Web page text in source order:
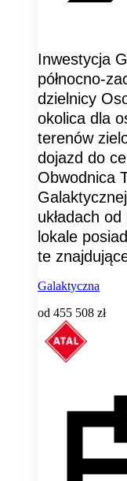
Inwestycja
północno-
dzielnicy
okolica dla
terenów
dojazd do
Obwodnica
układach
lokale
te
Galaktyczna
od 455 508 zł